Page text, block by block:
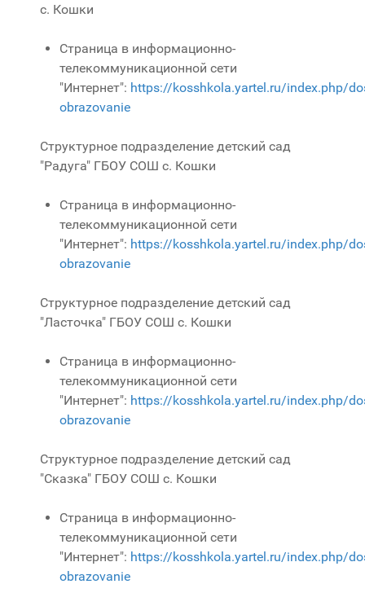
с. Кошки
Страница в информационно-
телекоммуникационной сети
"Интернет": https://kosshkola.yartel.ru/index.php/
obrazovanie
Структурное подразделение детский сад
"Радуга" ГБОУ СОШ с. Кошки
Страница в информационно-
телекоммуникационной сети
"Интернет": https://kosshkola.yartel.ru/index.php/
obrazovanie
Структурное подразделение детский сад
"Ласточка" ГБОУ СОШ с. Кошки
Страница в информационно-
телекоммуникационной сети
"Интернет": https://kosshkola.yartel.ru/index.php/
obrazovanie
Структурное подразделение детский сад
"Сказка" ГБОУ СОШ с. Кошки
Страница в информационно-
телекоммуникационной сети
"Интернет": https://kosshkola.yartel.ru/index.php/
obrazovanie